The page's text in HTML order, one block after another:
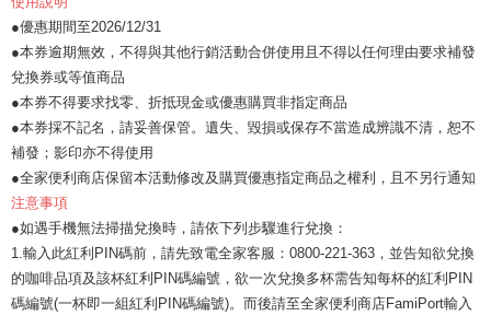
●優惠期間至2026/12/31
●本券逾期無效，不得與其他行銷活動合併使用且不得以任何理由要求補發
兌換券或等值商品
●本券不得要求找零、折抵現金或優惠購買非指定商品
●本券採不記名，請妥善保管。遺失、毀損或保存不當造成辨識不清，恕不
補發；影印亦不得使用
●全家便利商店保留本活動修改及購買優惠指定商品之權利，且不另行通知
注意事項
●如遇手機無法掃描兌換時，請依下列步驟進行兌換：
1.輸入此紅利PIN碼前，請先致電全家客服：0800-221-363，並告知欲兌換
的咖啡品項及該杯紅利PIN碼編號，欲一次兌換多杯需告知每杯的紅利PIN
碼編號(一杯即一組紅利PIN碼編號)。而後請至全家便利商店FamiPort輸入